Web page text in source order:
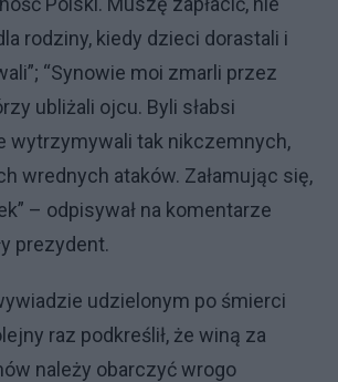
rodziny, kiedy dzieci dorastali i
“Synowie moi zmarli przez
ubliżali ojcu. Byli słabsi
wytrzymywali tak nikczemnych,
wrednych ataków. Załamując się,
– odpisywał na komentarze
prezydent.
udzielonym po śmierci
raz podkreślił, że winą za
należy obarczyć wrogo